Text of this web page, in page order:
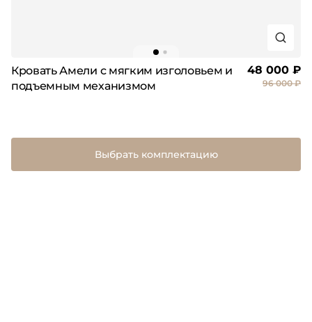
Кровать Амели с мягким изголовьем и
подъемным механизмом
48 000 ₽
96 000 ₽
Выбрать комплектацию